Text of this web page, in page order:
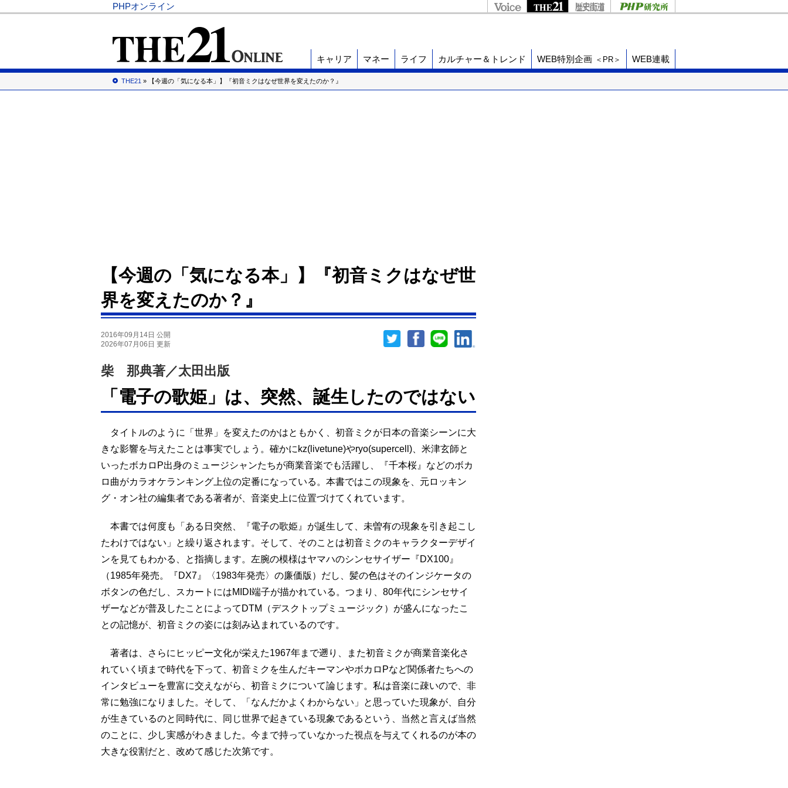
PHPオンライン
キャリア マネー ライフ カルチャー＆トレンド WEB特別企画 ＜PR＞ WEB連載
THE21 » 【今週の「気になる本」】『初音ミクはなぜ世界を変えたのか？』
【今週の「気になる本」】『初音ミクはなぜ世
界を変えたのか？』
2016年09月14日 公開
2026年07月06日 更新
柴 那典著／太田出版
「電子の歌姫」は、突然、誕生したのではない
タイトルのように「世界」を変えたのかはともかく、初音ミクが日本の音楽シーンに大
きな影響を与えたことは事実でしょう。確かにkz(livetune)やryo(supercell)、米津玄師と
いったボカロP出身のミュージシャンたちが商業音楽でも活躍し、『千本桜』などのボカ
ロ曲がカラオケランキング上位の定番になっている。本書ではこの現象を、元ロッキン
グ・オン社の編集者である著者が、音楽史上に位置づけてくれています。
本書では何度も「ある日突然、『電子の歌姫』が誕生して、未曽有の現象を引き起こし
たわけではない」と繰り返されます。そして、そのことは初音ミクのキャラクターデザイ
ンを見てもわかる、と指摘します。左腕の模様はヤマハのシンセサイザー『DX100』
（1985年発売。『DX7』〈1983年発売〉の廉価版）だし、髪の色はそのインジケータの
ボタンの色だし、スカートにはMIDI端子が描かれている。つまり、80年代にシンセサイ
ザーなどが普及したことによってDTM（デスクトップミュージック）が盛んになったこ
との記憶が、初音ミクの姿には刻み込まれているのです。
著者は、さらにヒッピー文化が栄えた1967年まで遡り、また初音ミクが商業音楽化さ
れていく頃まで時代を下って、初音ミクを生んだキーマンやボカロPなど関係者たちへの
インタビューを豊富に交えながら、初音ミクについて論じます。私は音楽に疎いので、非
常に勉強になりました。そして、「なんだかよくわからない」と思っていた現象が、自分
が生きているのと同時代に、同じ世界で起きている現象であるという、当然と言えば当然
のことに、少し実感がわきました。今まで持っていなかった視点を与えてくれるのが本の
大きな役割だと、改めて感じた次第です。